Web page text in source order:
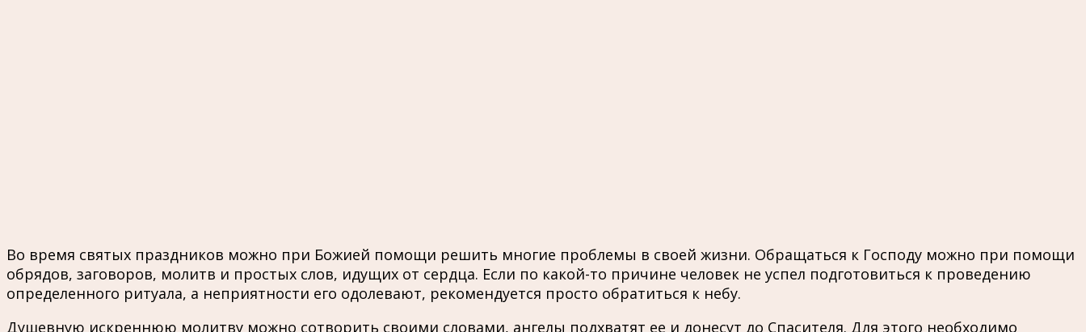
Во время святых праздников можно при Божией помощи решить многие проблемы в своей жизни. Обращаться к Господу можно при помощи
обрядов, заговоров, молитв и простых слов, идущих от сердца. Если по какой-то причине человек не успел подготовиться к проведению
определенного ритуала, а неприятности его одолевают, рекомендуется просто обратиться к небу.
Душевную искреннюю молитву можно сотворить своими словами, ангелы подхватят ее и донесут до Спасителя. Для этого необходимо